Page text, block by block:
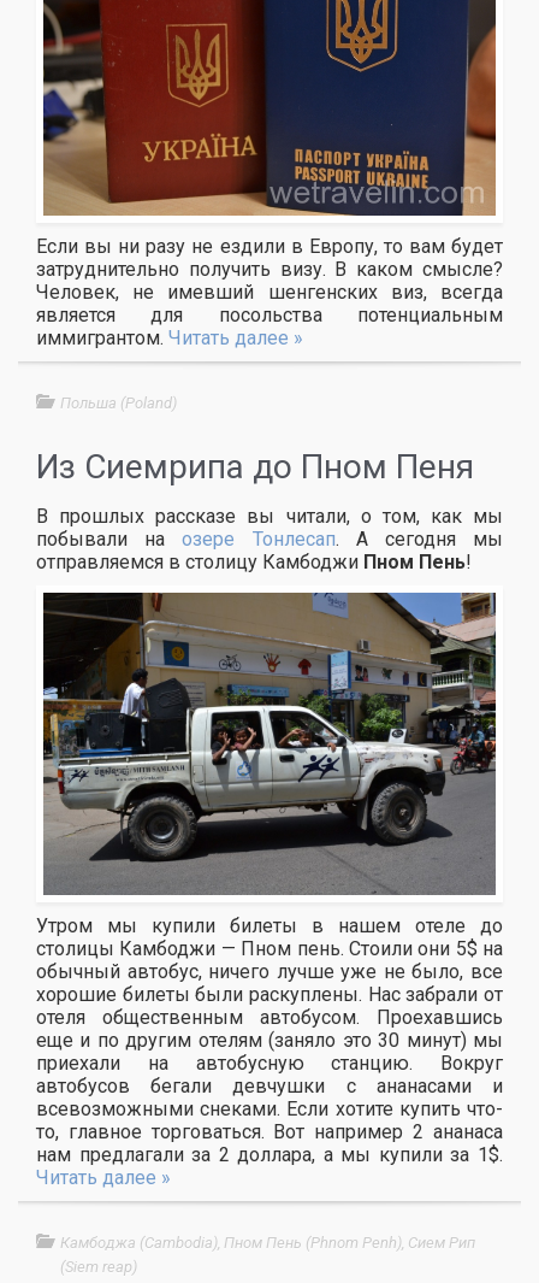
Если вы ни разу не ездили в Европу, то вам будет
затруднительно получить визу. В каком смысле?
Человек, не имевший шенгенских виз, всегда
является для посольства потенциальным
иммигрантом. Читать далее »
Польша (Poland)
Из Сиемрипа до Пном Пеня
В прошлых рассказе вы читали, о том, как мы
побывали наозере Тонлесап. А сегодня мы
отправляемся в столицу Камбоджи Пном Пень!
Утром мы купили билеты в нашем отеле до
столицы Камбоджи — Пном пень. Стоили они 5$ на
обычный автобус, ничего лучше уже не было, все
хорошие билеты были раскуплены. Нас забрали от
отеля общественным автобусом. Проехавшись
еще и по другим отелям (заняло это 30 минут) мы
приехали на автобусную станцию. Вокруг
автобусов бегали девчушки с ананасами и
всевозможными снеками. Если хотите купить что-
то, главное торговаться. Вот например 2 ананаса
нам предлагали за 2 доллара, а мы купили за 1$.
Читать далее »
Камбоджа (Cambodia) Пном Пень (Phnom Penh) Сием Рип
(Siem reap)